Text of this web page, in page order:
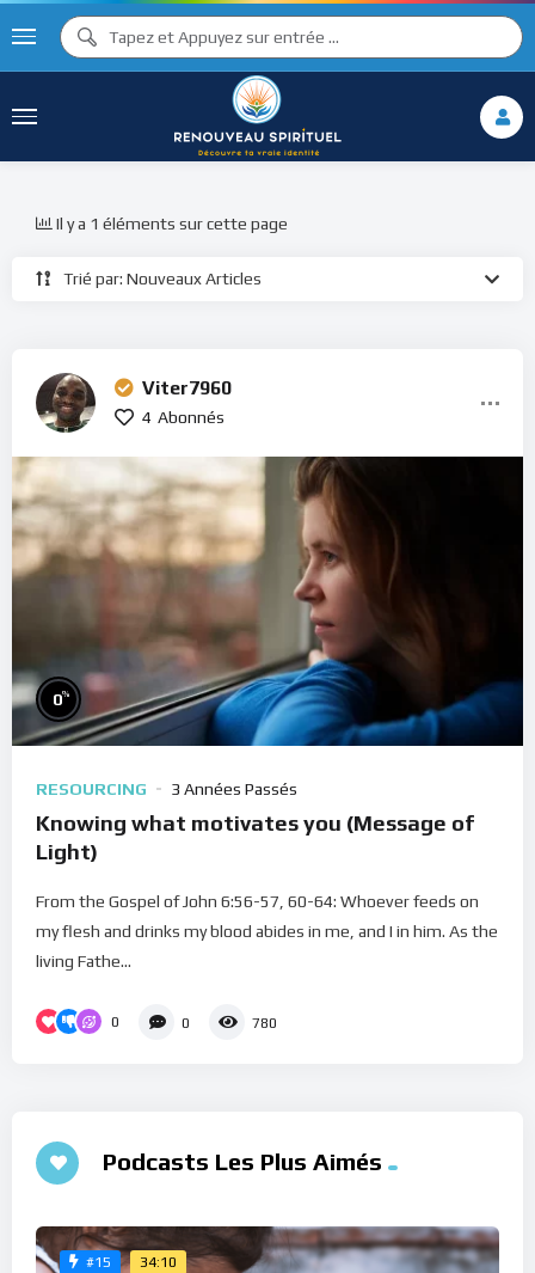
Trié par: Nouveaux Articles
Il y a 1 éléments sur cette page
Viter7960
4 Abonnés
0%
RESOURCING 3 Années Passés
Knowing what motivates you (Message of
Light)
From the Gospel of John 6:56-57, 60-64: Whoever feeds on
my flesh and drinks my blood abides in me, and I in him. As the
living Fathe...
0 0 780
Podcasts Les Plus Aimés
#15 34:10